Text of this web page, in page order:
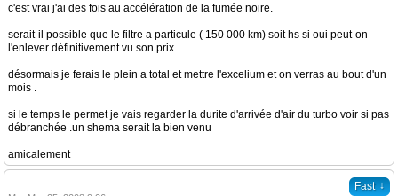
c'est vrai j'ai des fois au accélération de la fumée noire.
serait-il possible que le filtre a particule ( 150 000 km) soit hs si oui peut-on
l'enlever définitivement vu son prix.
désormais je ferais le plein a total et mettre l'excelium et on verras au bout d'un
mois .
si le temps le permet je vais regarder la durite d'arrivée d'air du turbo voir si pas
débranchée .un shema serait la bien venu
amicalement
Fast ↓